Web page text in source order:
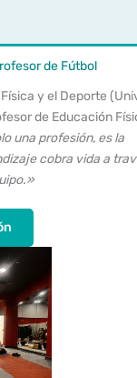
de Fútbol
y el Deporte
de Educación
una profesión, es la
cobra vida a